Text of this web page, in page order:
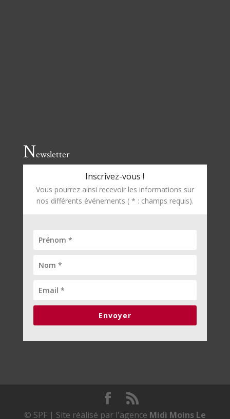
Newsletter
Inscrivez-vous !
Vous pourrez ainsi recevoir les informations sur
nos différents événements ( * : champs requis).
Envoyer
© SPF | Site réalisé par l'agence Midi Moins Le